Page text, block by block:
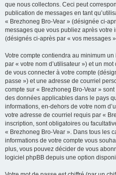
que nous collectons. Ceci peut
publication de messages en tant
« Brezhoneg Bro-Vear » (désignée ci-
messages que vous publiez après votre
(désignés ci-après par « vos messages
Votre compte contiendra au minimum
par « votre nom d’utilisateur ») et un
de vous connecter à votre compte
passe ») et une adresse de courriel
compte sur « Brezhoneg Bro-Vear »
des données applicables dans le pays
informations, en-dehors de votre nom
votre adresse de courriel requis par «
inscription, sont obligatoires ou
« Brezhoneg Bro-Vear ». Dans tous les
informations de votre compte vous
plus, vous pouvez décider de vous
logiciel phpBB depuis une option